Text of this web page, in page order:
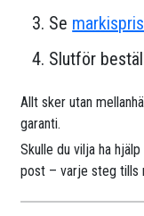
Se
Slutför
Allt sker utan
garanti.
Skulle du vilja ha
post – varje steg tills